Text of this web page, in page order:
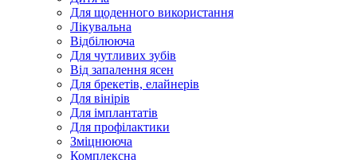
Для щоденного використання
Лікувальна
Відбілююча
Для чутливих зубів
Від запалення ясен
Для брекетів, елайнерів
Для вінірів
Для імплантатів
Для профілактики
Зміцнююча
Комплексна